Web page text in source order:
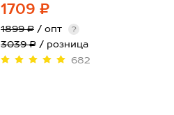
1709 ₽
1899 ₽ / опт ?
3039 ₽ / розница
682